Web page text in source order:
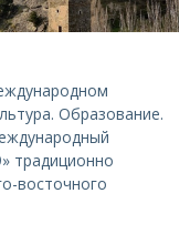
Образование.
традиционно
восточного